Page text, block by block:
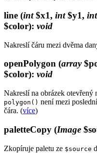
line (int$x1, int$y1, int
$color): void
Nakreslí čáru mezi dvěma
openPolygon (array
$color): void
Nakreslí na obrázek
polygon() není mezi
čára. (více)
paletteCopy (Image
Zkopíruje paletu ze $source